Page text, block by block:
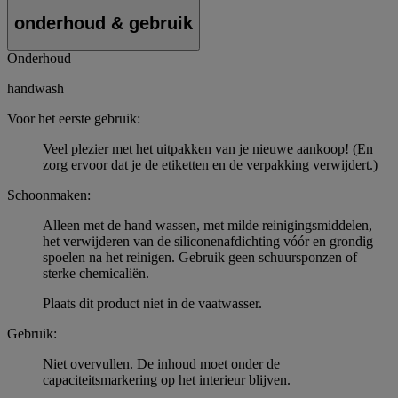
onderhoud & gebruik
Onderhoud
handwash
Voor het eerste gebruik:
Veel plezier met het uitpakken van je nieuwe aankoop! (En
zorg ervoor dat je de etiketten en de verpakking verwijdert.)
Schoonmaken:
Alleen met de hand wassen, met milde reinigingsmiddelen,
het verwijderen van de siliconenafdichting vóór en grondig
spoelen na het reinigen. Gebruik geen schuursponzen of
sterke chemicaliën.
Plaats dit product niet in de vaatwasser.
Gebruik:
Niet overvullen. De inhoud moet onder de
capaciteitsmarkering op het interieur blijven.